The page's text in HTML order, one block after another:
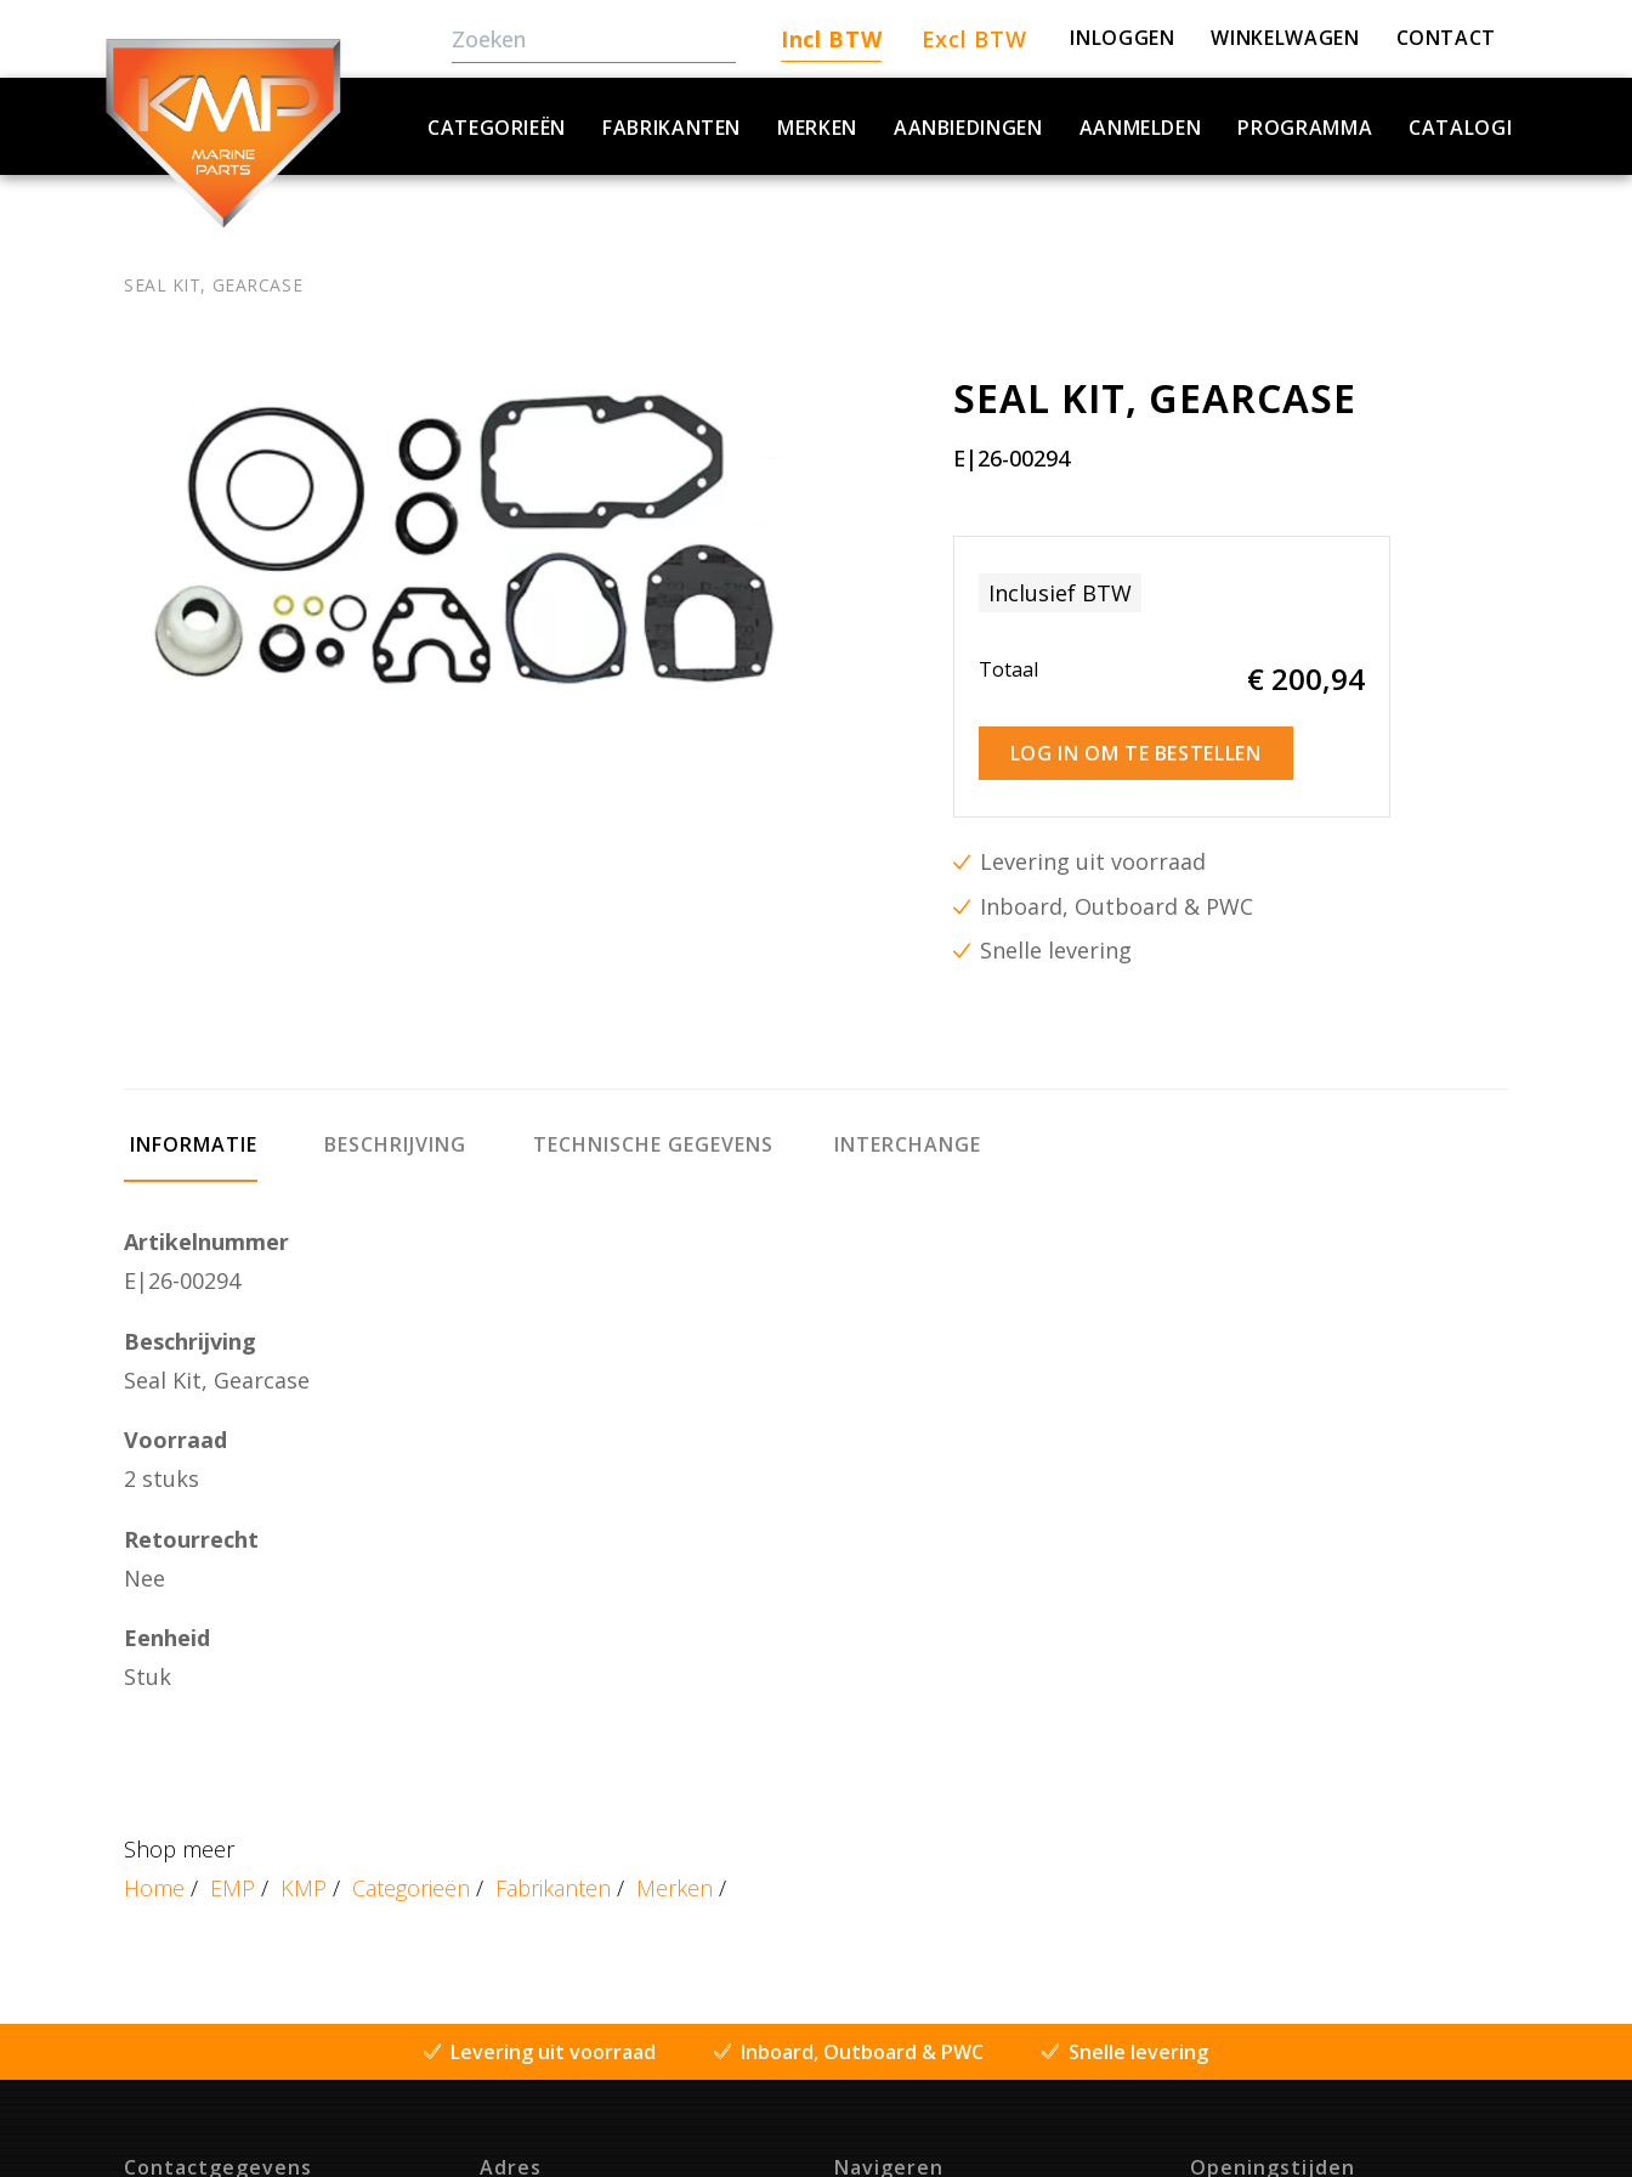
Incl BTW Excl BTW INLOGGEN WINKELWAGEN CONTACT
CATEGORIEËN FABRIKANTEN MERKEN AANBIEDINGEN AANMELDEN PROGRAMMA CATALOGI
SEAL KIT, GEARCASE
SEAL KIT, GEARCASE
E|26-00294
Inclusief BTW
Totaal € 200,94
LOG IN OM TE BESTELLEN
Levering uit voorraad
Inboard, Outboard & PWC
Snelle levering
INFORMATIE BESCHRIJVING TECHNISCHE GEGEVENS INTERCHANGE
Artikelnummer
E|26-00294
Beschrijving
Seal Kit, Gearcase
Voorraad
2 stuks
Retourrecht
Nee
Eenheid
Stuk
Shop meer
Home / EMP / KMP / Categorieën / Fabrikanten / Merken /
Levering uit voorraad Inboard, Outboard & PWC Snelle levering
Contactgegevens Adres Navigeren Openingstijden